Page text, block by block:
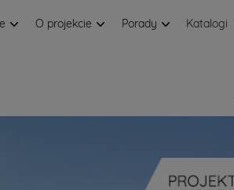
O projekcie Porady Katalogi